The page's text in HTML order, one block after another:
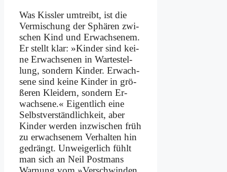
Was Kiss­ler um­treibt, ist die
Ver­mi­schung der Sphä­ren zwi­
schen Kind und Er­wach­se­nem.
Er stellt klar: »Kin­der sind kei­
ne Er­wach­se­nen in War­te­stel­
lung, son­dern Kin­der. Er­wach­
se­ne sind kei­ne Kin­der in grö­
ße­ren Klei­dern, son­dern Er­
wach­se­ne.« Ei­gent­lich ei­ne
Selbst­ver­ständ­lich­keit, aber
Kin­der wer­den in­zwi­schen früh
zu er­wach­se­nem Ver­hal­ten hin
ge­drängt. Un­wei­ger­lich fühlt
man sich an Neil Post­mans